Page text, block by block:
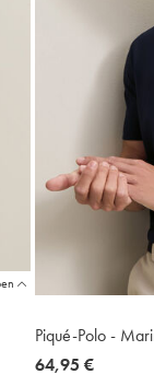
Piqué-Polo -
now
64,95 €